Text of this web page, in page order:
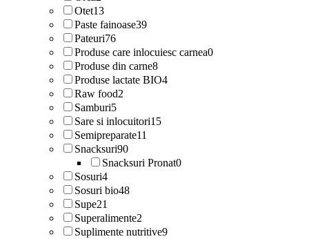
Otet13
Paste fainoase39
Pateuri76
Produse care inlocuiesc carnea0
Produse din carne8
Produse lactate BIO4
Raw food2
Samburi5
Sare si inlocuitori15
Semipreparate11
Snacksuri90
Snacksuri Pronat0
Sosuri4
Sosuri bio48
Supe21
Superalimente2
Suplimente nutritive9